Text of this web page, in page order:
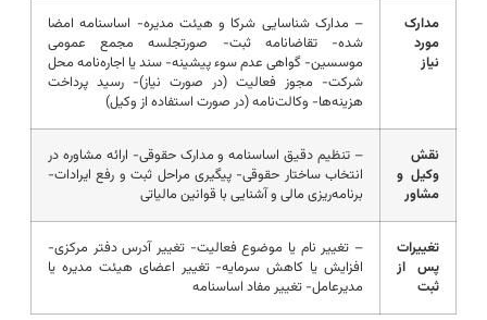
مدارک
مورد
نیاز
– مدارک شناسایی شرکا و هیئت مدیره- اساسنامه امضا
شده- تقاضانامه ثبت- صورتجلسه مجمع عمومی
موسسین- گواهی عدم سوء پیشینه- سند یا اجاره‌نامه محل
شرکت- مجوز فعالیت (در صورت نیاز)- رسید پرداخت
هزینه‌ها- وکالت‌نامه (در صورت استفاده از وکیل)
نقش
وکیل و
مشاور
– تنظیم دقیق اساسنامه و مدارک حقوقی- ارائه مشاوره در
انتخاب ساختار حقوقی- پیگیری مراحل ثبت و رفع ایرادات-
برنامه‌ریزی مالی و آشنایی با قوانین مالیاتی
تغییرات
پس از
ثبت
– تغییر نام یا موضوع فعالیت- تغییر آدرس دفتر مرکزی-
افزایش یا کاهش سرمایه- تغییر اعضای هیئت مدیره یا
مدیرعامل- تغییر مفاد اساسنامه